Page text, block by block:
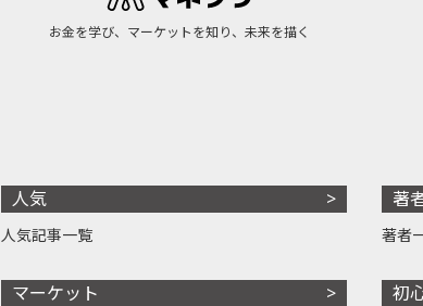
お金を学び、マーケットを知り、未来を描く
人気
人気記事一覧
マーケット
著
著者
初